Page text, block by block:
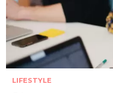
LIFESTYLE